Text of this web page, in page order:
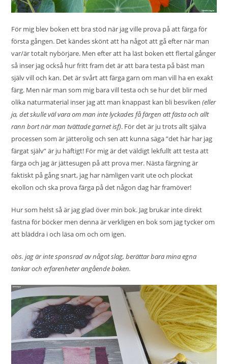
För mig blev boken ett bra stöd när jag ville prova på att färga för
första gången. Det kändes skönt att ha något att gå efter när man
var/är totalt nybörjare. Men efter att ha läst boken ett flertal gånger
så inser jag också hur fritt fram det är att bara testa på bäst man
själv vill och kan. Det är svårt att färga garn om man vill ha en exakt
färg. Men när man som mig bara vill testa och se hur det blir med
olika naturmaterial inser jag att man knappast kan bli besviken(eller
ja, det skulle väl vara om man inte lyckades få färgen att fästa och allt
rann bort när man tvättade garnet isf). För det är ju trots allt själva
processen som är jätterolig och sen att kunna säga ”det här har jag
färgat själv” är ju häftigt! För mig är det väldigt lekfullt att testa att
färga och jag är jättesugen på att prova mer. Nästa färgning är
faktiskt på gång snart, jag har nämligen varit ute och plockat
ekollon och ska prova färga på det någon dag här framöver!
Hur som helst så är jag glad över min bok. Jag brukar inte direkt
fastna för böcker men denna är verkligen en bok som jag tycker om
att bläddra i och läsa om och om igen.
obs. jag är inte sponsrad av något slag, berättar bara mina egna
tankar och erfarenheter angående boken.